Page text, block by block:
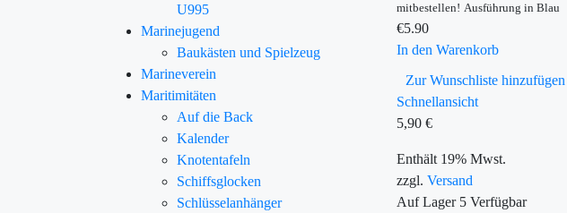
U995
Marinejugend
Baukästen und Spielzeug
Marineverein
Maritimitäten
Auf die Back
Kalender
Knotentafeln
Schiffsglocken
Schlüsselanhänger
mitbestellen! Ausführung in Blau
€5.90
In den Warenkorb
Zur Wunschliste hinzufügen
Schnellansicht
5,90 €
Enthält 19% Mwst.
zzgl. Versand
Auf Lager5 Verfügbar